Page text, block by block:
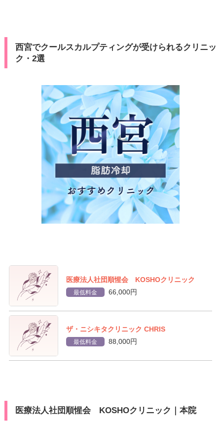
西宮でクールスカルプティングが受けられるクリニッ
ク・2選
医療法人社団順惺会 KOSHOクリニック
最低料金 66,000円
ザ・ニシキタクリニック CHRIS
最低料金 88,000円
医療法人社団順惺会 KOSHOクリニック｜本院